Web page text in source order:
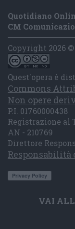
Quotidiano
CM
Copyright 2026 ©
Quest'opera è
Commons
Non opere
P.I. 01760000438
Registrazione al
AN - 210769
Direttore
VAI